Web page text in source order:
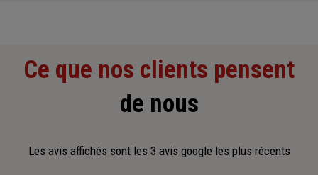
Ce que nos clients pensent
de nous
Les avis affichés sont les 3 avis google les plus récents